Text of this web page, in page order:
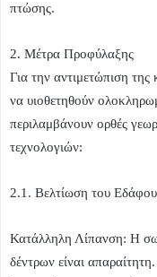
πτώσης.
2. Μέτρα Προφύλαξης
Για την αντιμετώπιση της
να υιοθετηθούν
περιλαμβάνουν ορθές
τεχνολογιών:
2.1. Βελτίωση του
Κατάλληλη Λίπανση: Η
δέντρων είναι